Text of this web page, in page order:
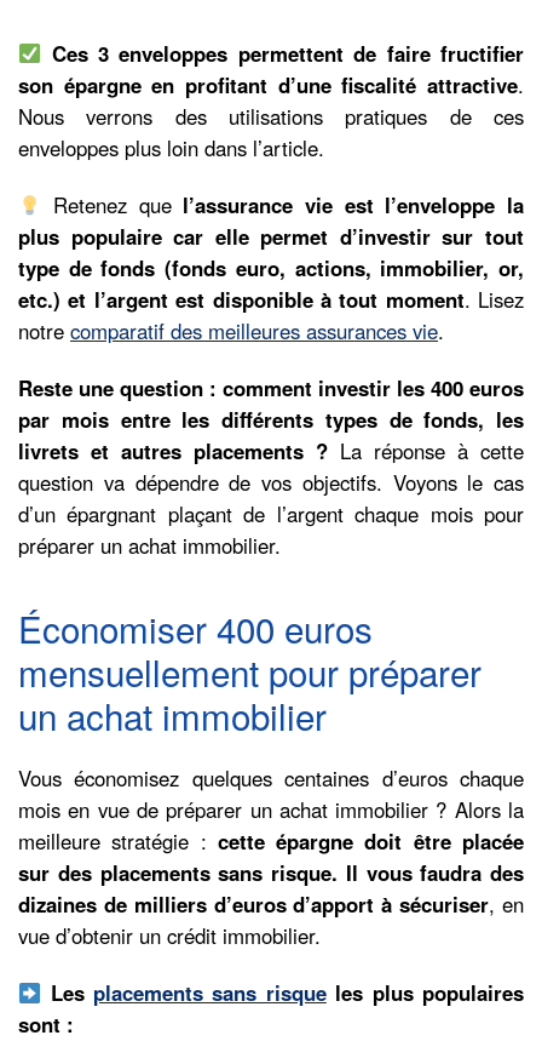
Ces 3 enveloppes permettent de faire fructifier
son épargne en profitant d’une fiscalité attractive.
Nous verrons des utilisations pratiques de ces
enveloppes plus loin dans l’article.
Retenez que l’assurance vie est l’enveloppe la
plus populaire car elle permet d’investir sur tout
type de fonds (fonds euro, actions, immobilier, or,
etc.) et l’argent est disponible à tout moment. Lisez
notre comparatif des meilleures assurances vie.
Reste une question : comment investir les 400 euros
par mois entre les différents types de fonds, les
livrets et autres placements ? La réponse à cette
question va dépendre de vos objectifs. Voyons le cas
d’un épargnant plaçant de l’argent chaque mois pour
préparer un achat immobilier.
Économiser 400 euros
mensuellement pour préparer
un achat immobilier
Vous économisez quelques centaines d’euros chaque
mois en vue de préparer un achat immobilier ? Alors la
meilleure stratégie : cette épargne doit être placée
sur des placements sans risque. Il vous faudra des
dizaines de milliers d’euros d’apport à sécuriser, en
vue d’obtenir un crédit immobilier.
Les placements sans risqueles plus populaires
sont :